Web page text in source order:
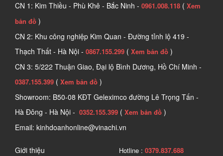
CN 1: Kim Thiều - Phù Khê - Bắc Ninh - 0961.008.118 ( Xem
bản đồ )
CN 2: Khu công nghiệp Kim Quan - Đường tỉnh lộ 419 -
Thạch Thất - Hà Nội - 0867.155.299 ( Xem bản đồ )
CN 3: 5/222 Thuận Giao, Đại lộ Bình Dương, Hồ Chí Minh -
0387.155.399 ( Xem bản đồ )
Showroom: B50-08 KĐT Geleximco đường Lê Trọng Tấn -
Hà Đông - Hà Nội - 0352.155.399 ( Xem bản đồ )
Email: kinhdoanhonline@vinachi.vn
Giới thiệu
Hotline : 0379.837.688